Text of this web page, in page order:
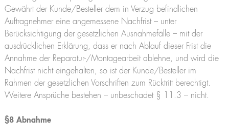
Gewährt der Kunde/Besteller dem in Verzug befindlichen
Auftragnehmer eine angemessene Nachfrist – unter
Berücksichtigung der gesetzlichen Ausnahmefälle – mit der
ausdrücklichen Erklärung, dass er nach Ablauf dieser Frist die
Annahme der Reparatur-/Montagearbeit ablehne, und wird die
Nachfrist nicht eingehalten, so ist der Kunde/Besteller im
Rahmen der gesetzlichen Vorschriften zum Rücktritt berechtigt.
Weitere Ansprüche bestehen – unbeschadet § 11.3 – nicht.
§8 Abnahme